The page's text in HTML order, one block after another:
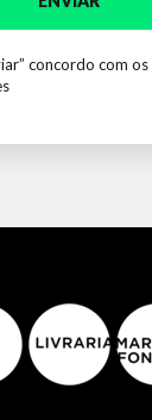
concordo com os